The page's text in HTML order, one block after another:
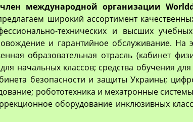
международной организации
широкий ассортимент
технических и высших
и гарантийное обслуживание. На
образовательная отрасль (кабинет
начальных классов; средства обучения
безопасности и защиты Украины;
робототехника и мехатронные
оборудование инклюзивных